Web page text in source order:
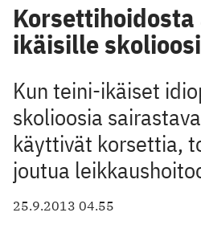
ikäisille
Kun teini-ikäiset
skolioosia
käyttivät korsettia,
joutua
25.9.2013 04.55